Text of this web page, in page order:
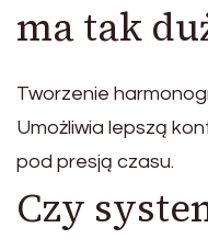
ma tak
Tworzenie
Umożliwia lepszą
pod presją czasu.
Czy